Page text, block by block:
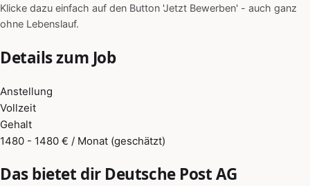
Klicke dazu einfach auf den Button 'Jetzt Bewerben' - auch ganz
ohne Lebenslauf.
Details zum Job
Anstellung
Vollzeit
Gehalt
1480 - 1480 € / Monat (geschätzt)
Das bietet dir Deutsche Post AG